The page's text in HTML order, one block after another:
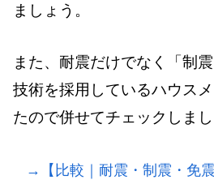
ましょう。
また、耐震だけでなく「制
技術を採用しているハウス
たので併せてチェックしまし
→【比較｜耐震・制震・免